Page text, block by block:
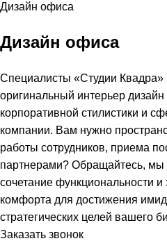
Дизайн офиса
Дизайн офиса
Специалисты «Студии Квадра»
оригинальный интерьер
корпоративной стилистики и
компании. Вам нужно
работы сотрудников, приема
партнерами? Обращайтесь,
сочетание функциональности и
комфорта для достижения
стратегических целей вашего
Заказать звонок